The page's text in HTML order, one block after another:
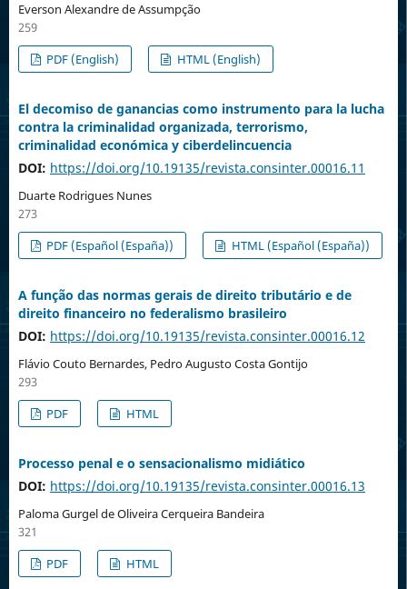
Everson Alexandre de Assumpção
259
PDF (English)
HTML (English)
El decomiso de ganancias como instrumento para la lucha
contra la criminalidad organizada, terrorismo,
criminalidad económica y ciberdelincuencia
DOI: https://doi.org/10.19135/revista.consinter.00016.11
Duarte Rodrigues Nunes
273
PDF (Español (España))
HTML (Español (España))
A função das normas gerais de direito tributário e de
direito financeiro no federalismo brasileiro
DOI: https://doi.org/10.19135/revista.consinter.00016.12
Flávio Couto Bernardes, Pedro Augusto Costa Gontijo
293
PDF
HTML
Processo penal e o sensacionalismo midiático
DOI: https://doi.org/10.19135/revista.consinter.00016.13
Paloma Gurgel de Oliveira Cerqueira Bandeira
321
PDF
HTML